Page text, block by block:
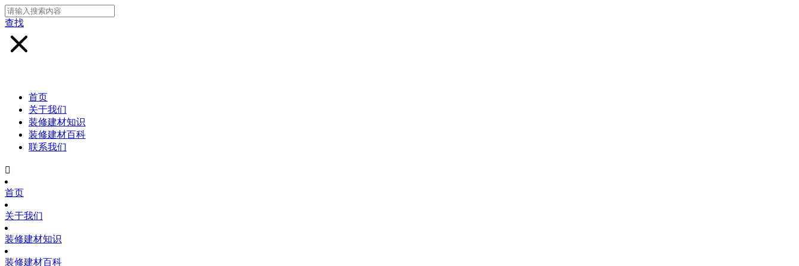
查找
首页
关于我们
装修建材知识
装修建材百科
联系我们

首页
关于我们
装修建材知识
装修建材百科